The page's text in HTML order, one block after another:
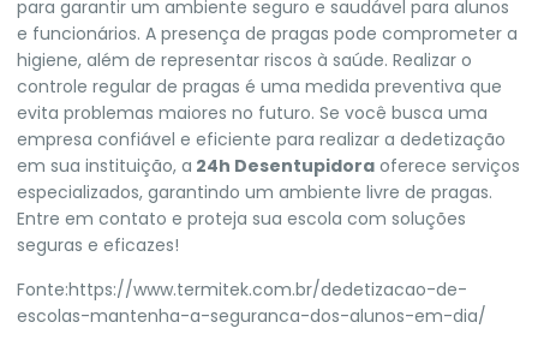
para garantir um ambiente seguro e saudável para alunos
e funcionários. A presença de pragas pode comprometer a
higiene, além de representar riscos à saúde. Realizar o
controle regular de pragas é uma medida preventiva que
evita problemas maiores no futuro. Se você busca uma
empresa confiável e eficiente para realizar a dedetização
em sua instituição, a 24h Desentupidora oferece serviços
especializados, garantindo um ambiente livre de pragas.
Entre em contato e proteja sua escola com soluções
seguras e eficazes!
Fonte:https://www.termitek.com.br/dedetizacao-de-
escolas-mantenha-a-seguranca-dos-alunos-em-dia/